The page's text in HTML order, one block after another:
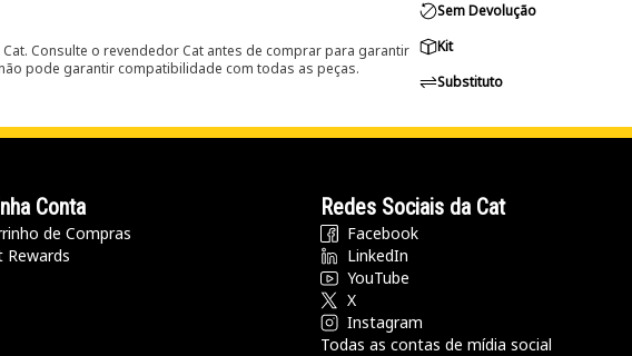
Consulte o revendedor Cat antes de comprar para garantir
pode garantir compatibilidade com todas as peças.
Sem Devolução
Kit
Substituto
Conta
de Compras
Rewards
Redes Sociais da Cat
Facebook
LinkedIn
YouTube
X
Instagram
Todas as contas de mídia social